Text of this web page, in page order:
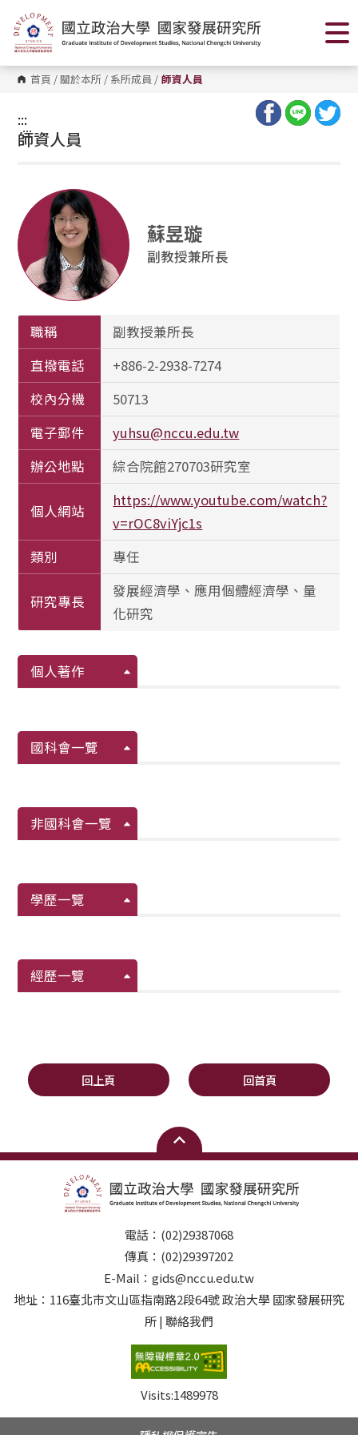
到
主
要
內
容
區 首頁 /關於本所 / 系所成員 / 師資人員
:::
:::
師資人員
蘇昱璇
副教授兼所長
職稱
副教授兼所長
直撥電話
+886-2-2938-7274
校內分機
50713
電子郵件
yuhsu@nccu.edu.tw
辦公地點
綜合院館270703研究室
個人網站
https://www.youtube.com/watch?
v=rOC8viYjc1s
類別
專任
研究專長
發展經濟學、應用個體經濟學、量
化研究
個人著作
國科會一覽
非國科會一覽
學歷一覽
經歷一覽
回上頁 回首頁
電話：(02)29387068
傳真：(02)29397202
E-Mail：gids@nccu.edu.tw
地址：116臺北市文山區指南路2段64號 政治大學 國家發展研究
所 | 聯絡我們
Visits:1489978